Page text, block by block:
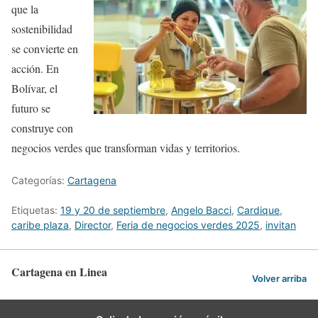
que la
sostenibilidad
se convierte en
acción. En
Bolívar, el
futuro se
construye con
negocios verdes que transforman vidas y territorios.
Categorías: Cartagena
Etiquetas: 19 y 20 de septiembre, Angelo Bacci, Cardique,
caribe plaza, Director, Feria de negocios verdes 2025, invitan
Cartagena en Linea Volver arriba